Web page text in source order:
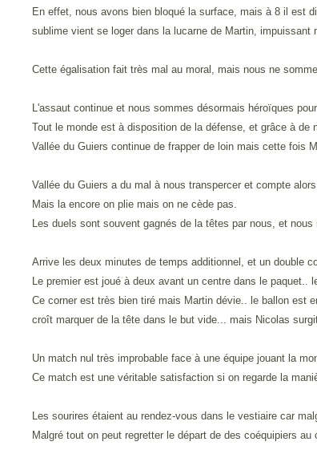
En effet, nous avons bien bloqué la surface, mais à 8 il est
sublime vient se loger dans la lucarne de Martin, impuissant
Cette égalisation fait très mal au moral, mais nous ne
L'assaut continue et nous sommes désormais héroïques
Tout le monde est à disposition de la défense, et grâce à
Vallée du Guiers continue de frapper de loin mais cette fois
Vallée du Guiers a du mal à nous transpercer et compte
Mais la encore on plie mais on ne cède pas.
Les duels sont souvent gagnés de la têtes par nous, et
Arrive les deux minutes de temps additionnel, et un double
Le premier est joué à deux avant un centre dans le
Ce corner est très bien tiré mais Martin dévie.. le ballon est
croît marquer de la tête dans le but vide... mais Nicolas
Un match nul très improbable face à une équipe jouant la
Ce match est une véritable satisfaction si on regarde la
Les sourires étaient au rendez-vous dans le vestiaire car
Malgré tout on peut regretter le départ de des coéquipiers